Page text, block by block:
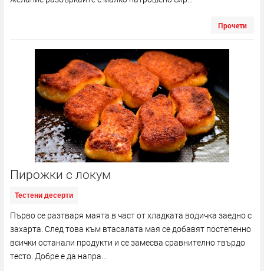
Прочети
Пирожки с локум
Тестени десерти
Първо се разтваря маята в част от хладката водичка заедно с
захарта. След това към втасалата мая се добавят постепенно
всички останали продукти и се замесва сравнително твърдо
тесто. Добре е да напра...